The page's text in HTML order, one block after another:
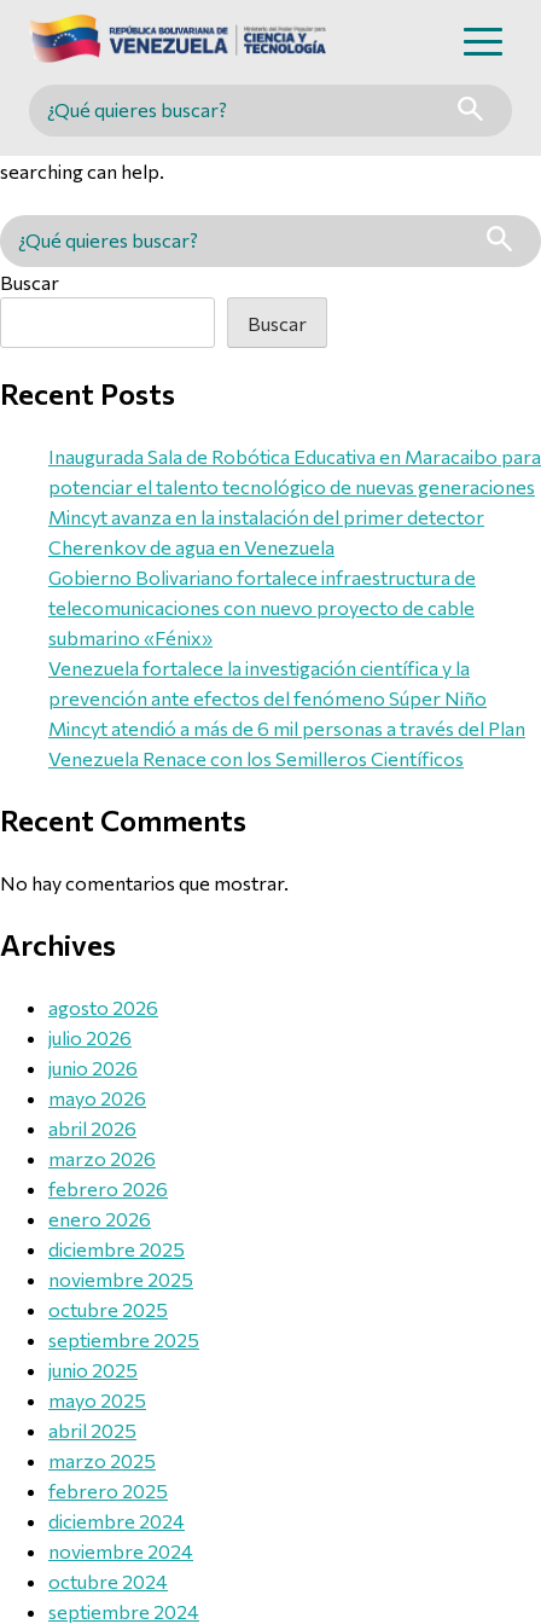
Buscar en MINCYT
searching can help.
Buscar en MINCYT
Buscar
Buscar
Recent Posts
Inaugurada Sala de Robótica Educativa en Maracaibo para
potenciar el talento tecnológico de nuevas generaciones
Mincyt avanza en la instalación del primer detector
Cherenkov de agua en Venezuela
Gobierno Bolivariano fortalece infraestructura de
telecomunicaciones con nuevo proyecto de cable
submarino «Fénix»
Venezuela fortalece la investigación científica y la
prevención ante efectos del fenómeno Súper Niño
Mincyt atendió a más de 6 mil personas a través del Plan
Venezuela Renace con los Semilleros Científicos
Recent Comments
No hay comentarios que mostrar.
Archives
agosto 2026
julio 2026
junio 2026
mayo 2026
abril 2026
marzo 2026
febrero 2026
enero 2026
diciembre 2025
noviembre 2025
octubre 2025
septiembre 2025
junio 2025
mayo 2025
abril 2025
marzo 2025
febrero 2025
diciembre 2024
noviembre 2024
octubre 2024
septiembre 2024